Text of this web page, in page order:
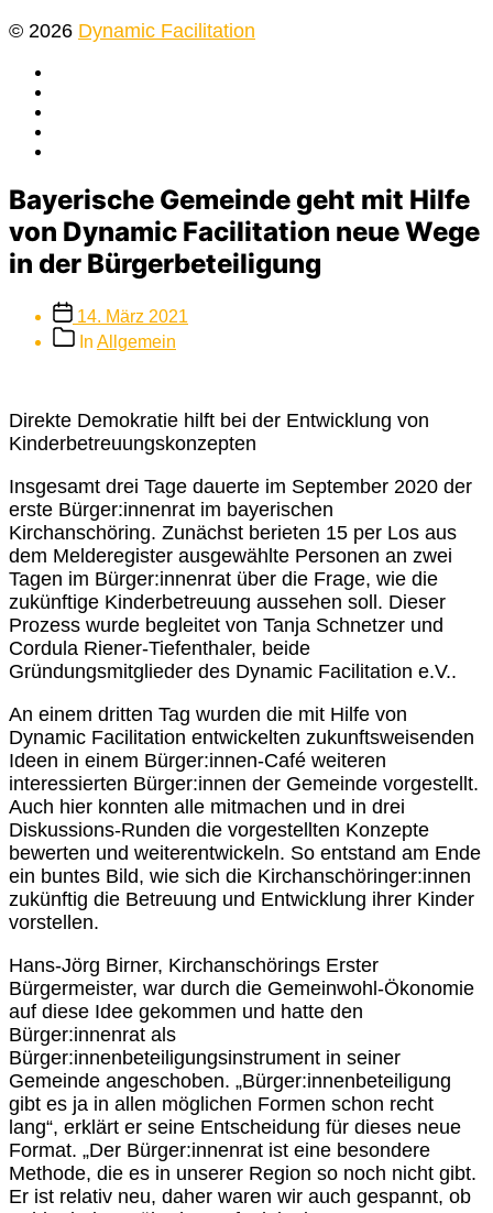
© 2026 Dynamic Facilitation
Bayerische Gemeinde geht mit Hilfe
von Dynamic Facilitation neue Wege
in der Bürgerbeteiligung
Beitragsdatum
14. März 2021
Beitragskategorien
In Allgemein
Direkte Demokratie hilft bei der Entwicklung von
Kinderbetreuungskonzepten
Insgesamt drei Tage dauerte im September 2020 der
erste Bürger:innenrat im bayerischen
Kirchanschöring. Zunächst berieten 15 per Los aus
dem Melderegister ausgewählte Personen an zwei
Tagen im Bürger:innenrat über die Frage, wie die
zukünftige Kinderbetreuung aussehen soll. Dieser
Prozess wurde begleitet von Tanja Schnetzer und
Cordula Riener-Tiefenthaler, beide
Gründungsmitglieder des Dynamic Facilitation e.V..
An einem dritten Tag wurden die mit Hilfe von
Dynamic Facilitation entwickelten zukunftsweisenden
Ideen in einem Bürger:innen-Café weiteren
interessierten Bürger:innen der Gemeinde vorgestellt.
Auch hier konnten alle mitmachen und in drei
Diskussions-Runden die vorgestellten Konzepte
bewerten und weiterentwickeln. So entstand am Ende
ein buntes Bild, wie sich die Kirchanschöringer:innen
zukünftig die Betreuung und Entwicklung ihrer Kinder
vorstellen.
Hans-Jörg Birner, Kirchanschörings Erster
Bürgermeister, war durch die Gemeinwohl-Ökonomie
auf diese Idee gekommen und hatte den
Bürger:innenrat als
Bürger:innenbeteiligungsinstrument in seiner
Gemeinde angeschoben. „Bürger:innenbeteiligung
gibt es ja in allen möglichen Formen schon recht
lang“, erklärt er seine Entscheidung für dieses neue
Format. „Der Bürger:innenrat ist eine besondere
Methode, die es in unserer Region so noch nicht gibt.
Er ist relativ neu, daher waren wir auch gespannt, ob